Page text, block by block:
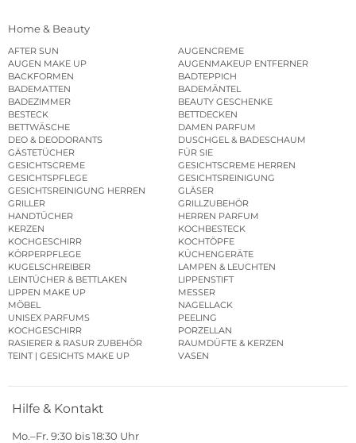
Home & Beauty
AFTER SUN
AUGENCREME
AUGEN MAKE UP
AUGENMAKEUP ENTFERNER
BACKFORMEN
BADTEPPICH
BADEMATTEN
BADEMÄNTEL
BADEZIMMER
BEAUTY GESCHENKE
BESTECK
BETTDECKEN
BETTWÄSCHE
DAMEN PARFUM
DEO & DEODORANTS
DUSCHGEL & BADESCHAUM
GÄSTETÜCHER
FÜR SIE
GESICHTSCREME
GESICHTSCREME HERREN
GESICHTSPFLEGE
GESICHTSREINIGUNG
GESICHTSREINIGUNG HERREN
GLÄSER
GRILLER
GRILLZUBEHÖR
HANDTÜCHER
HERREN PARFUM
KERZEN
KOCHBESTECK
KOCHGESCHIRR
KOCHTÖPFE
KÖRPERPFLEGE
KÜCHENGERÄTE
KUGELSCHREIBER
LAMPEN & LEUCHTEN
LEINTÜCHER & BETTLAKEN
LIPPENSTIFT
LIPPEN MAKE UP
MESSER
MÖBEL
NAGELLACK
UNISEX PARFUMS
PEELING
KOCHGESCHIRR
PORZELLAN
RASIERER & RASUR ZUBEHÖR
RAUMDÜFTE & KERZEN
TEINT | GESICHTS MAKE UP
VASEN
Hilfe & Kontakt
Mo.–Fr. 9:30 bis 18:30 Uhr